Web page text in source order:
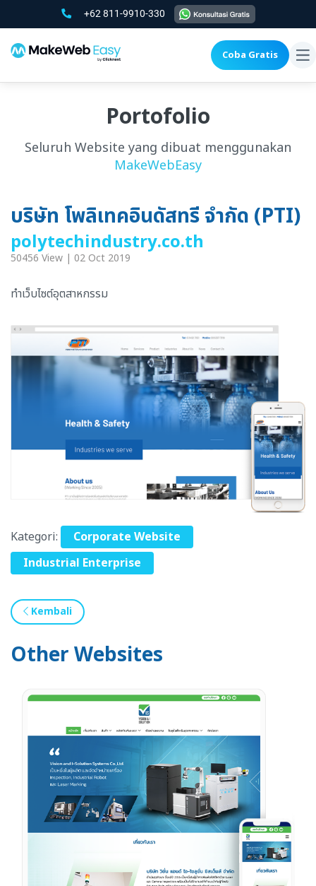
+62 811-9910-330
Coba Gratis
Portofolio
Seluruh Website yang dibuat menggunakan
MakeWebEasy
บริษัท โพลิเทคอินดัสทรี จำกัด (PTI)
polytechindustry.co.th
50456 View | 02 Oct 2019
ทำเว็บไซต์อุตสาหกรรม
Kategori:
Corporate Website
Industrial Enterprise
Kembali
Other Websites